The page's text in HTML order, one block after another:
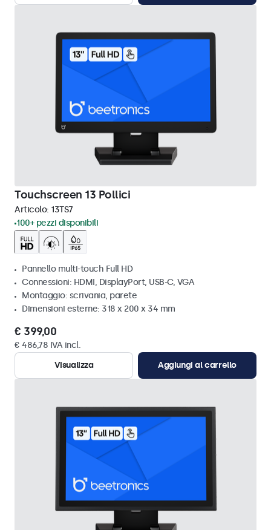
Touchscreen 13 Pollici
Articolo: 13TS7
100+ pezzi disponibili
Pannello multi-touch Full HD
Connessioni: HDMI, DisplayPort, USB-C, VGA
Montaggio: scrivania, parete
Dimensioni esterne: 318 x 200 x 34 mm
€ 399,00
€ 486,78 IVA incl.
Visualizza
Aggiungi al carrello